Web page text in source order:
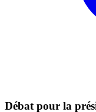
Débat pour la